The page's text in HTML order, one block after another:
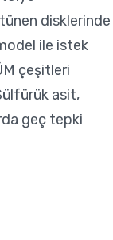
disklerinde
ile istek
çeşitleri
asit,
geç tepki